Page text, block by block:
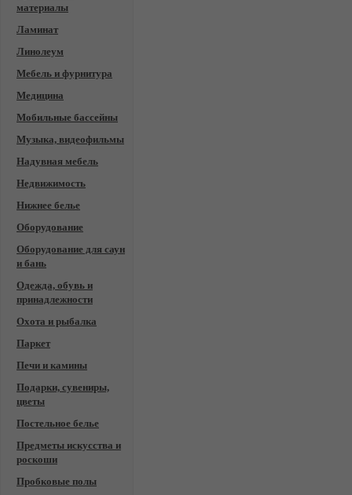
материалы
Ламинат
Линолеум
Мебель и фурнитура
Медицина
Мобильные бассейны
Музыка, видеофильмы
Надувная мебель
Недвижимость
Нижнее белье
Оборудование
Оборудование для саун
и бань
Одежда, обувь и
принадлежности
Охота и рыбалка
Паркет
Печи и камины
Подарки, сувениры,
цветы
Постельное белье
Предметы искусства и
роскоши
Пробковые полы